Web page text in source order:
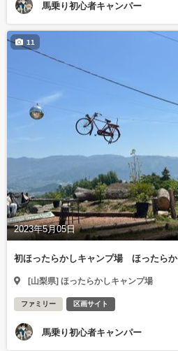
馬乗り初心者キャンパー
2023年5月05日
11
初ほったらかしキャンプ場 ほったら
[山梨県] ほったらかしキャンプ場
ファミリー 区画サイト
馬乗り初心者キャンパー